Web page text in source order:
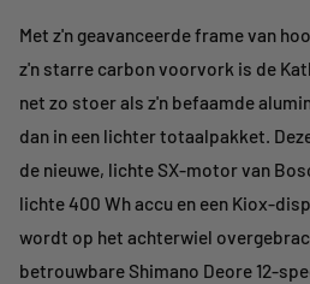
Met z'n geavanceerde frame van
z'n starre carbon voorvork is de
net zo stoer als z'n befaamde
dan in een lichter totaalpakket.
de nieuwe, lichte SX-motor van
lichte 400 Wh accu en een Kiox-
wordt op het achterwiel
betrouwbare Shimano Deore 12-